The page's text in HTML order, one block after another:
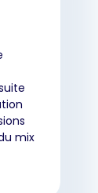
mix